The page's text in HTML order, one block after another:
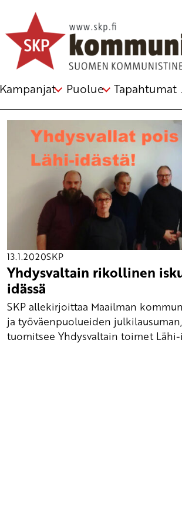
Kampanjat Puolue Tapahtumat
Avainsana
Irak
13.1.2020SKP
Yhdysvaltain rikollinen
idässä
SKP allekirjoittaa Maailman
ja työväenpuolueiden
tuomitsee Yhdysvaltain toimet Lähi-